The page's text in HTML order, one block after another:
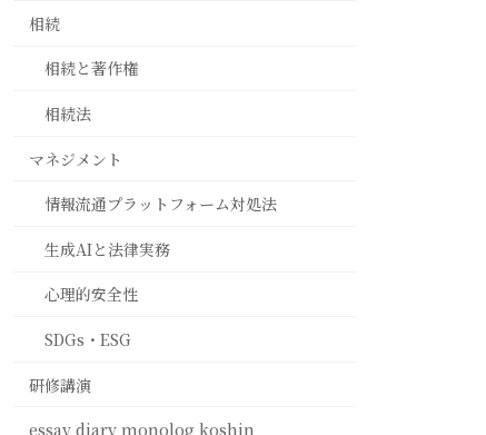
相続
相続と著作権
相続法
マネジメント
情報流通プラットフォーム対処法
生成AIと法律実務
心理的安全性
SDGs・ESG
研修講演
essay diary monolog koshin